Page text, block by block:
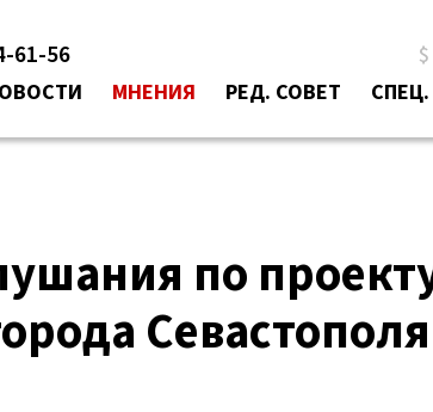
61-56
МНЕНИЯ РЕД. СОВЕТ
по
Севастополя